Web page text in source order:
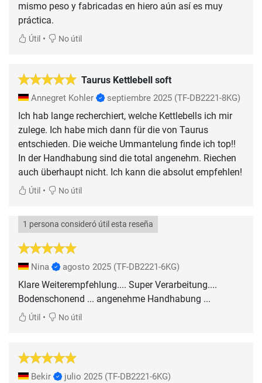
mismo peso y fabricadas en hiero aún así es muy
práctica.
Útil • No útil
Taurus Kettlebell soft
Annegret Kohler septiembre 2025 (TF-DB2221-8KG)
Ich hab lange recherchiert, welche Kettlebells ich mir
zulege. Ich habe mich dann für die von Taurus
entschieden. Die weiche Ummantelung finde ich top!!
In der Handhabung sind die total angenehm. Riechen
auch überhaupt nicht. Ich kann die absolut empfehlen!
Útil • No útil
1 persona consideró útil esta reseña
Nina agosto 2025 (TF-DB2221-6KG)
Klare Weiterempfehlung.... Super Verarbeitung....
Bodenschonend ... angenehme Handhabung ...
Útil • No útil
Bekir julio 2025 (TF-DB2221-6KG)